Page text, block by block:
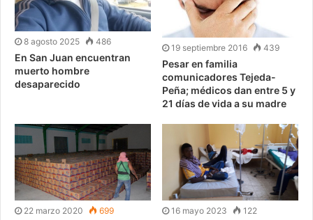
8 agosto 2025 486
En San Juan encuentran
muerto hombre
desaparecido
19 septiembre 2016 439
Pesar en familia
comunicadores Tejeda-
Peña; médicos dan entre 5 y
21 días de vida a su madre
22 marzo 2020 699 16 mayo 2023 122